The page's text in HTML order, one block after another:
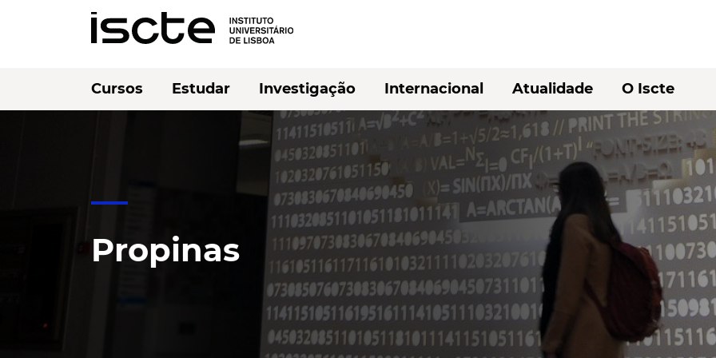
Cursos Estudar Investigação Internacional Atualidade O Iscte
Propinas